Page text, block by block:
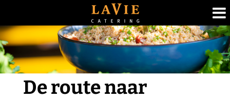
Ga
naar
inhoud
De route naar